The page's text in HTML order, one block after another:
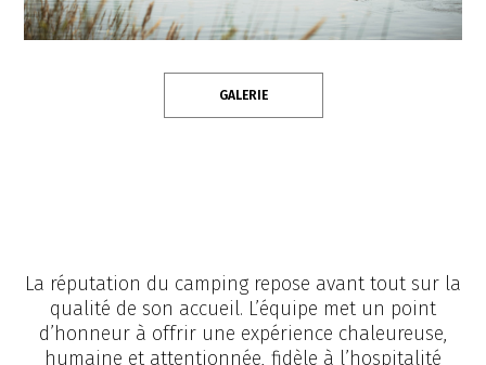
GALERIE
La réputation du camping repose avant tout sur la
qualité de son accueil. L’équipe met un point
d’honneur à offrir une expérience chaleureuse,
humaine et attentionnée, fidèle à l’hospitalité